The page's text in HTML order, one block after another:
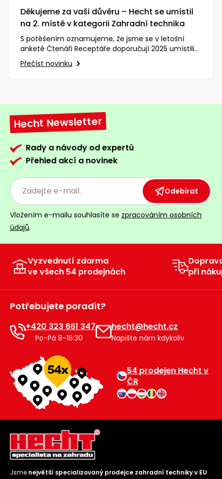
Děkujeme za vaši důvěru – Hecht se umístil
na 2. místě v kategorii Zahradní technika
S potěšením oznamujeme, že jsme se v letošní
anketě Čtenáři Receptáře doporučují 2025 umístili
na vynikajícím 2. místě…
Přečíst novinku
Hecht Newsletter
Rady a návody od expertů
Přehled akcí a novinek
Odebírat
Vložením e-mailu souhlasíte se zpracováním osobních
údajů.
Vyzvednutí zdarma
ve všech 54 prodejnách
při
Potřebujete poradit?
+420 323 661 347
Po-Pá 8-16:30
hecht@hecht.cz
Napište nám kdykoliv
54 prodejen Hecht v
ČR
Jsme největší specializovaný prodejce zahradní techniky v EU.